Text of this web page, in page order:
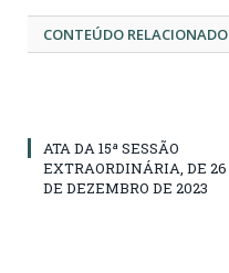
CONTEÚDO RELACIONADO
ATA DA 15ª SESSÃO
EXTRAORDINÁRIA, DE 26
DE DEZEMBRO DE 2023